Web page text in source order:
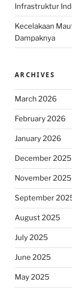
Infrastruktur
Kecelakaan
Dampaknya
ARCHIVES
March 2026
February 2026
January 2026
December 2025
November 2025
September
August 2025
July 2025
June 2025
May 2025